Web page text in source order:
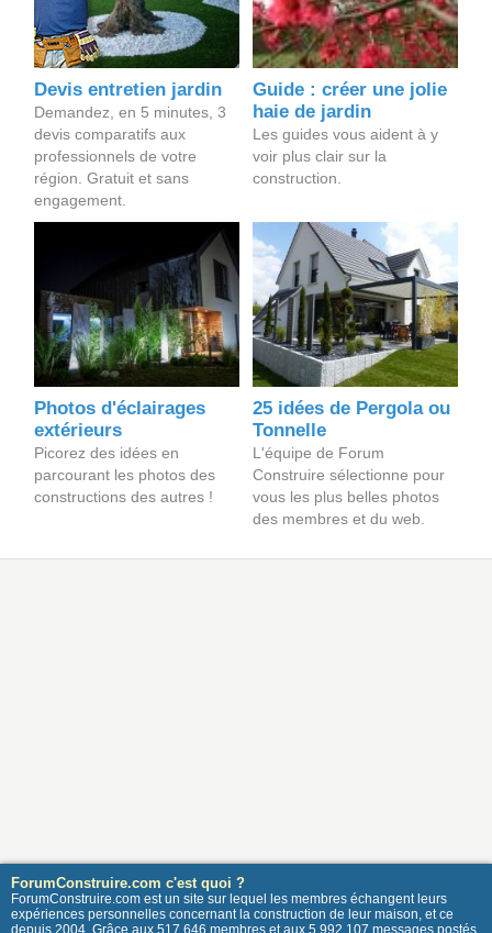
Devis entretien jardin
Demandez, en 5 minutes, 3
devis comparatifs aux
professionnels de votre
région. Gratuit et sans
engagement.
Guide : créer une jolie
haie de jardin
Les guides vous aident à y
voir plus clair sur la
construction.
Photos d'éclairages
extérieurs
Picorez des idées en
parcourant les photos des
constructions des autres !
25 idées de Pergola ou
Tonnelle
L'équipe de Forum
Construire sélectionne pour
vous les plus belles photos
des membres et du web.
ForumConstruire.com c'est quoi ?
ForumConstruire.com est un site sur lequel les membres échangent leurs
expériences personnelles concernant la construction de leur maison, et ce
depuis 2004. Grâce aux 517 646 membres et aux 5 992 107 messages postés,